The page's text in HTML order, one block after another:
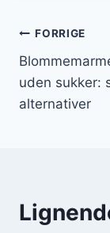
FORRIGE
uden sukker:
alternativer